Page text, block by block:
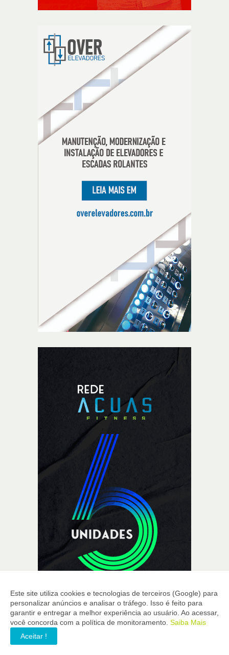
Este site utiliza cookies e tecnologias de terceiros (Google) para
personalizar anúncios e analisar o tráfego. Isso é feito para
garantir e entregar a melhor experiência ao usuário. Ao acessar,
você concorda com a política de monitoramento. Saiba Mais
Aceitar !